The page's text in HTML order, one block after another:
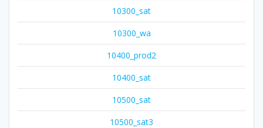
10300_sat
10300_wa
10400_prod2
10400_sat
10500_sat
10500_sat3